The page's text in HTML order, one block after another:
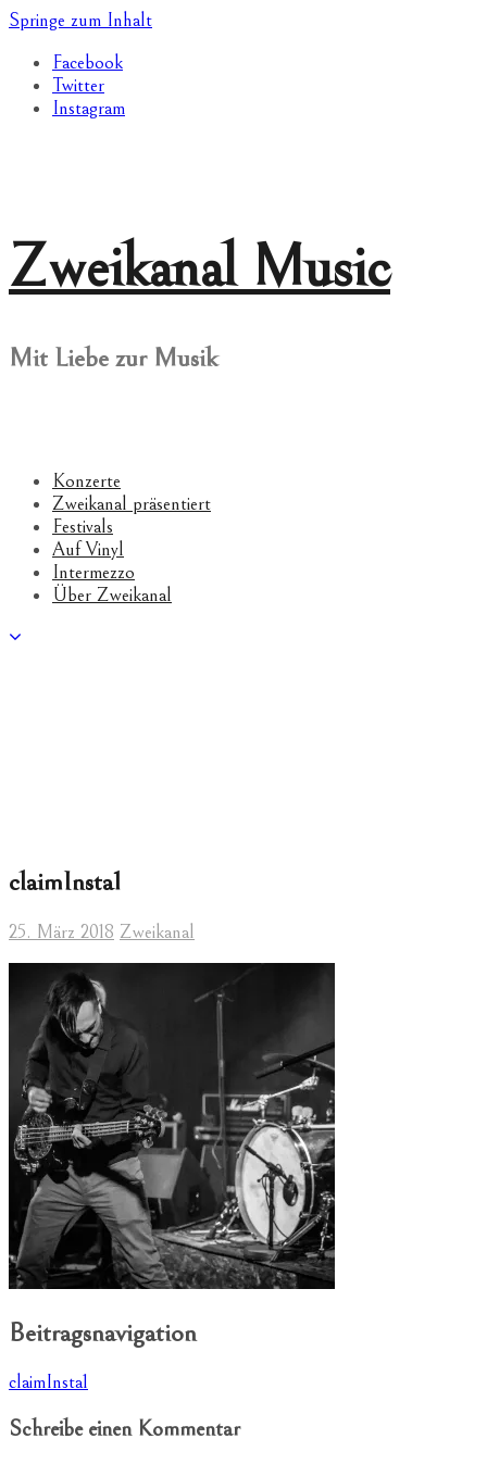
Springe zum Inhalt
Facebook
Twitter
Instagram
Zweikanal Music
Mit Liebe zur Musik
Konzerte
Zweikanal präsentiert
Festivals
Auf Vinyl
Intermezzo
Über Zweikanal
claimInsta1
25. März 2018 Zweikanal
Beitragsnavigation
claimInsta1
Schreibe einen Kommentar